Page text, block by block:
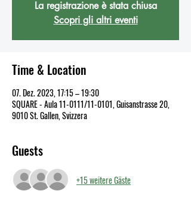
La registrazione è stata chiusa
Scopri gli altri eventi
Time & Location
07. Dez. 2023, 17:15 – 19:30
SQUARE - Aula 11-0111/11-0101, Guisanstrasse 20,
9010 St. Gallen, Svizzera
Guests
+15 weitere Gäste